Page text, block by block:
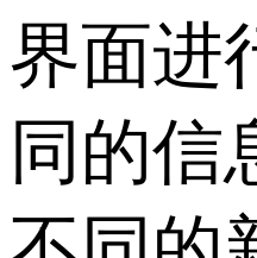
界面进
同的信